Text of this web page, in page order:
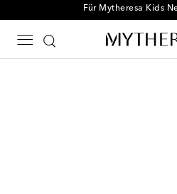
Für Mytheresa Kids